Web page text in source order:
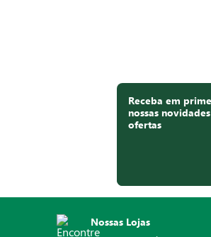
Receba em
nossas
ofertas
Nossas Lojas